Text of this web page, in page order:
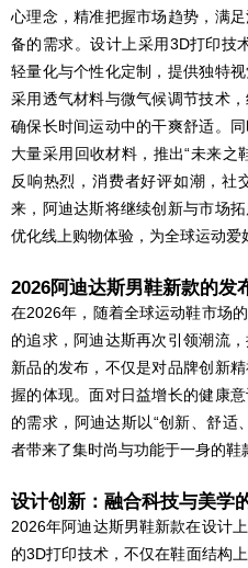
心理念，精准把握市场趋势，满
备的需求。设计上采用3D打印技
轻量化与个性化定制，提供独特
采用透气材料与微气候调节技术
确保长时间运动中的干爽舒适。
大量采用回收材料，推出“未来之
反响热烈，消费者好评如潮，社
来，阿迪达斯将继续创新与市场
优化线上购物体验，为全球运动爱
2026阿迪达斯男鞋新款的发
在2026年，随着全球运动鞋市场
的追求，阿迪达斯再次引领潮流
新品的发布，不仅是对品牌创新
握的体现。面对日益增长的健康
的需求，阿迪达斯以“创新、舒适
者带来了集时尚与功能于一身的鞋
设计创新：融合科技与美学
2026年阿迪达斯男鞋新款在设计
的3D打印技术，不仅在鞋面结构